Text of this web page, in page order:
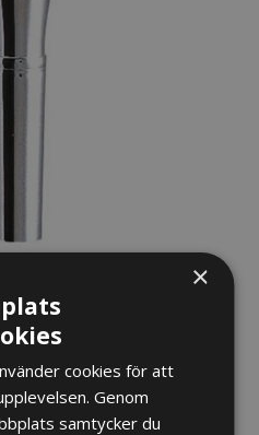
×
cookies för att
Genom
samtycker du